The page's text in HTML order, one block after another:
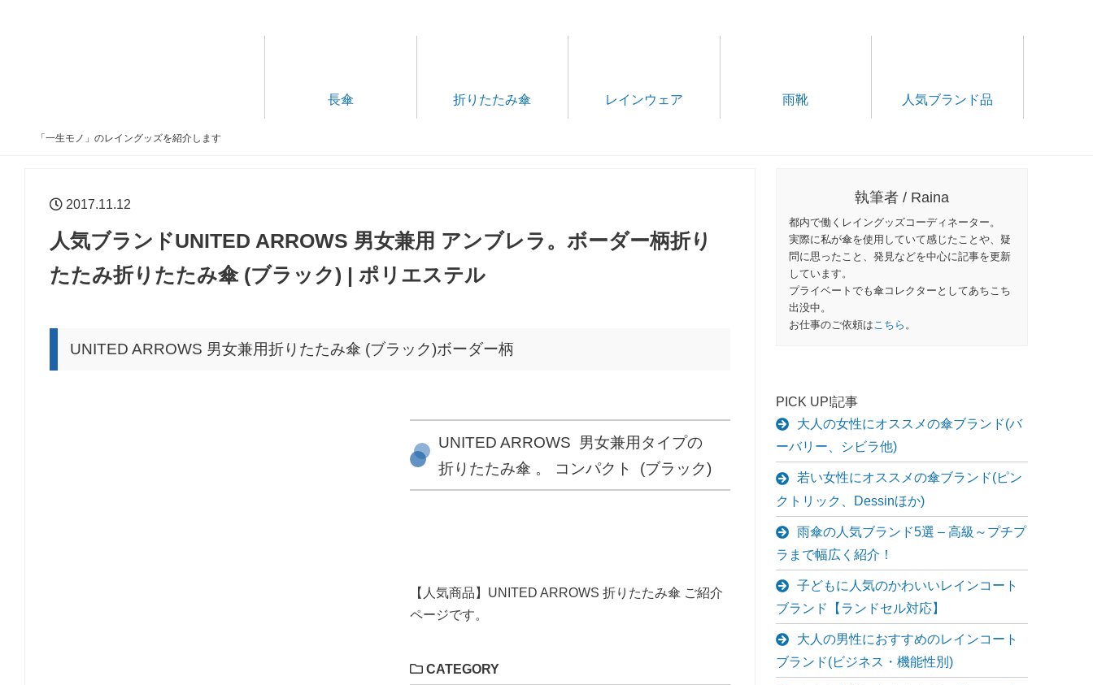
「一生モノ」のレイングッズを紹介します
長傘 折りたたみ傘 レインウェア 雨靴 人気ブランド品
2017.11.12
人気ブランドUNITED ARROWS 男女兼用 アンブレラ。ボーダー柄折り
たたみ折りたたみ傘 (ブラック) | ポリエステル
UNITED ARROWS 男女兼用折りたたみ傘 (ブラック)ボーダー柄
UNITED ARROWS 男女兼用タイプの
折りたたみ傘 。 コンパクト (ブラック)
【人気商品】UNITED ARROWS 折りたたみ傘 ご紹介
ページです。
CATEGORY
執筆者 / Raina
都内で働くレイングッズコーディネーター。
実際に私が傘を使用していて感じたことや、疑
問に思ったこと、発見などを中心に記事を更新
しています。
プライベートでも傘コレクターとしてあちこち
出没中。
お仕事のご依頼はこちら 。
PICK UP!記事
大人の女性にオススメの傘ブランド(バ
ーバリー、シビラ他)
若い女性にオススメの傘ブランド(ピン
クトリック、Dessinほか)
雨傘の人気ブランド5選 – 高級～プチプ
ラまで幅広く紹介！
子どもに人気のかわいいレインコート
ブランド【ランドセル対応】
大人の男性におすすめのレインコート
ブランド(ビジネス・機能性別)